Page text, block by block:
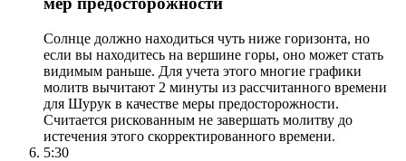
Солнце должно находиться чуть ниже горизонта, но
если вы находитесь на вершине горы, оно может стать
видимым раньше. Для учета этого многие графики
молитв вычитают 2 минуты из рассчитанного времени
для Шурук в качестве меры предосторожности.
Считается рискованным не завершать молитву до
истечения этого скорректированного времени.
5:30